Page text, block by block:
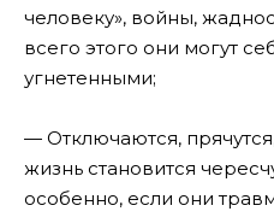
человеку», войны,
всего этого они могут
угнетенными;
— Отключаются,
жизнь становится
особенно, если они